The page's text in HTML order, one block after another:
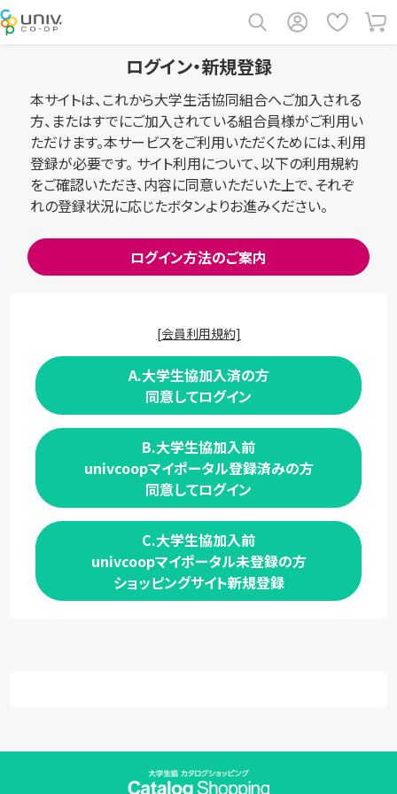
ログイン・新規登録
本サイトは、これから大学生活協同組合へご加入される
方、またはすでにご加入されている組合員様がご利用い
ただけます。本サービスをご利用いただくためには、利用
登録が必要です。 サイト利用について、以下の利用規約
をご確認いただき、内容に同意いただいた上で、それぞ
れの登録状況に応じたボタンよりお進みください。
ログイン方法のご案内
[会員利用規約]
A.大学生協加入済の方
同意してログイン
B.大学生協加入前
univcoopマイポータル登録済みの方
同意してログイン
C.大学生協加入前
univcoopマイポータル未登録の方
ショッピングサイト新規登録